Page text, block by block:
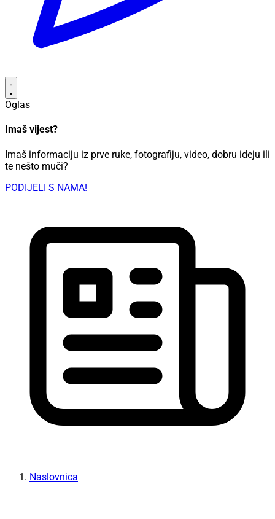
Oglas
Imaš vijest?
Imaš informaciju iz prve ruke, fotografiju, video, dobru ideju ili
te nešto muči?
PODIJELI S NAMA!
Naslovnica